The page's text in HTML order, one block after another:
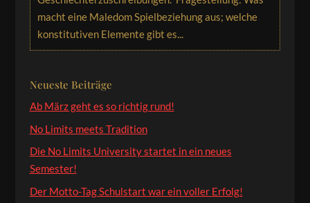
macht eine Maledom Spielbeziehung aus; welche
konstitutiven Elemente gibt es...
Neueste Beiträge
Ab März geht es so richtig rund!
No Limits meets Tradition
Die No Limits University startet in ein neues
Semester!
Der Motto-Tag Schulstart war ein voller Erfolg!